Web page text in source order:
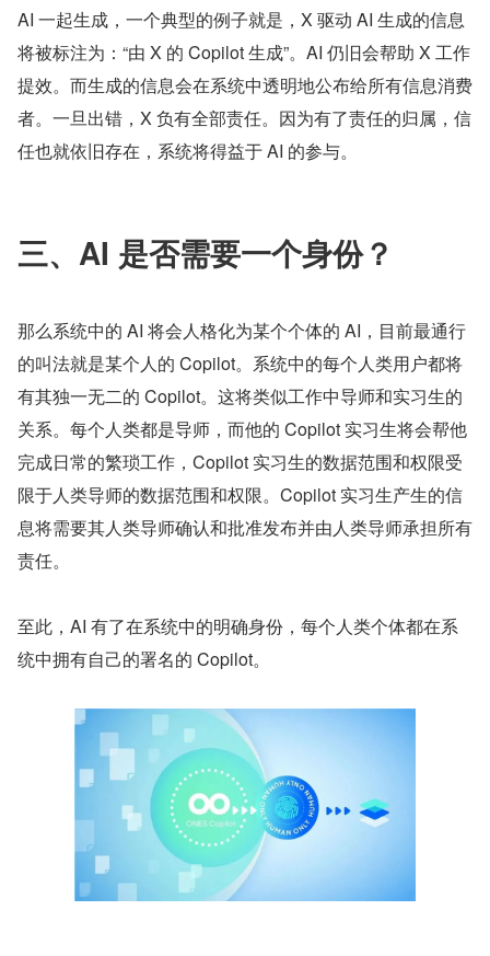
AI 一起生成，一个典型的例子就是，X 驱动 AI 生成的信息
将被标注为：“由 X 的 Copilot 生成”。AI 仍旧会帮助 X 工作
提效。而生成的信息会在系统中透明地公布给所有信息消费
者。一旦出错，X 负有全部责任。因为有了责任的归属，信
任也就依旧存在，系统将得益于 AI 的参与。
三、AI 是否需要一个身份？
那么系统中的 AI 将会人格化为某个个体的 AI，目前最通行
的叫法就是某个人的 Copilot。系统中的每个人类用户都将
有其独一无二的 Copilot。这将类似工作中导师和实习生的
关系。每个人类都是导师，而他的 Copilot 实习生将会帮他
完成日常的繁琐工作，Copilot 实习生的数据范围和权限受
限于人类导师的数据范围和权限。Copilot 实习生产生的信
息将需要其人类导师确认和批准发布并由人类导师承担所有
责任。
至此，AI 有了在系统中的明确身份，每个人类个体都在系
统中拥有自己的署名的 Copilot。